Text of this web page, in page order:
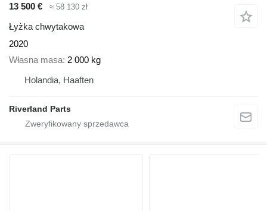
13 500 €
≈ 58 130 zł
Łyżka chwytakowa
2020
Własna masa 2 000 kg
Holandia, Haaften
Riverland Parts